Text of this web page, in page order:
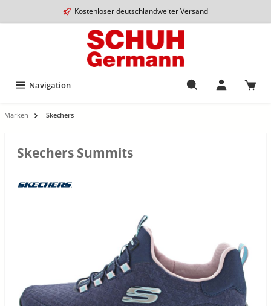
Kostenloser deutschlandweiter Versand
Navigation
Marken Skechers
Skechers Summits